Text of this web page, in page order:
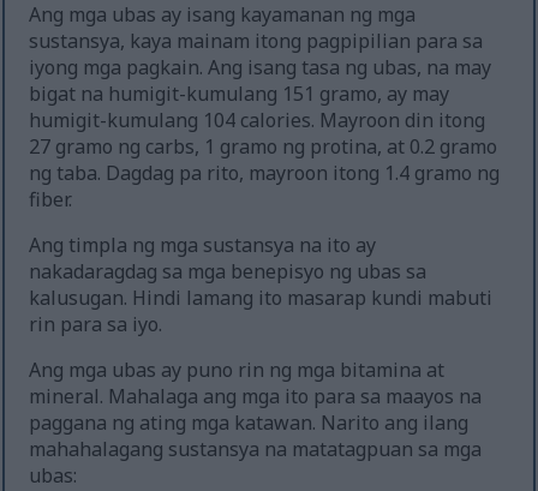
Ang mga ubas ay isang kayamanan ng mga
sustansya, kaya mainam itong pagpipilian para sa
iyong mga pagkain. Ang isang tasa ng ubas, na may
bigat na humigit-kumulang 151 gramo, ay may
humigit-kumulang 104 calories. Mayroon din itong
27 gramo ng carbs, 1 gramo ng protina, at 0.2 gramo
ng taba. Dagdag pa rito, mayroon itong 1.4 gramo ng
fiber.
Ang timpla ng mga sustansya na ito ay
nakadaragdag sa mga benepisyo ng ubas sa
kalusugan. Hindi lamang ito masarap kundi mabuti
rin para sa iyo.
Ang mga ubas ay puno rin ng mga bitamina at
mineral. Mahalaga ang mga ito para sa maayos na
paggana ng ating mga katawan. Narito ang ilang
mahahalagang sustansya na matatagpuan sa mga
ubas: